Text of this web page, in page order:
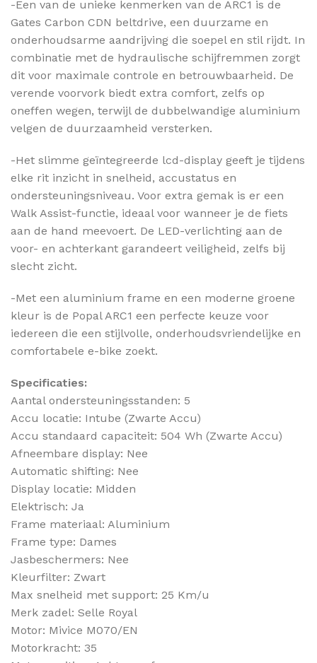
-Een van de unieke kenmerken van de ARC1 is de
Gates Carbon CDN beltdrive, een duurzame en
onderhoudsarme aandrijving die soepel en stil rijdt. In
combinatie met de hydraulische schijfremmen zorgt
dit voor maximale controle en betrouwbaarheid. De
verende voorvork biedt extra comfort, zelfs op
oneffen wegen, terwijl de dubbelwandige aluminium
velgen de duurzaamheid versterken.
-Het slimme geïntegreerde lcd-display geeft je tijdens
elke rit inzicht in snelheid, accustatus en
ondersteuningsniveau. Voor extra gemak is er een
Walk Assist-functie, ideaal voor wanneer je de fiets
aan de hand meevoert. De LED-verlichting aan de
voor- en achterkant garandeert veiligheid, zelfs bij
slecht zicht.
-Met een aluminium frame en een moderne groene
kleur is de Popal ARC1 een perfecte keuze voor
iedereen die een stijlvolle, onderhoudsvriendelijke en
comfortabele e-bike zoekt.
Specificaties:
Aantal ondersteuningsstanden: 5
Accu locatie: Intube (Zwarte Accu)
Accu standaard capaciteit: 504 Wh (Zwarte Accu)
Afneembare display: Nee
Automatic shifting: Nee
Display locatie: Midden
Elektrisch: Ja
Frame materiaal: Aluminium
Frame type: Dames
Jasbeschermers: Nee
Kleurfilter: Zwart
Max snelheid met support: 25 Km/u
Merk zadel: Selle Royal
Motor: Mivice M070/EN
Motorkracht: 35